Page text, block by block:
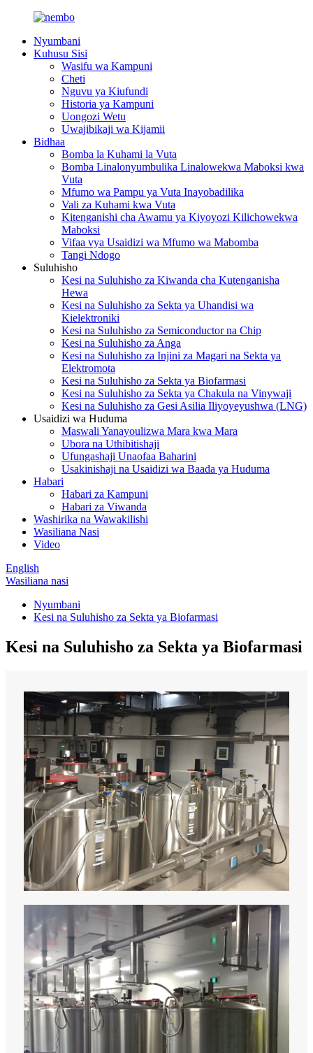
Nyumbani
Kuhusu Sisi
Wasifu wa Kampuni
Cheti
Nguvu ya Kiufundi
Historia ya Kampuni
Uongozi Wetu
Uwajibikaji wa Kijamii
Bidhaa
Bomba la Kuhami la Vuta
Bomba Linalonyumbulika Linalowekwa Maboksi kwa
Vuta
Mfumo wa Pampu ya Vuta Inayobadilika
Vali za Kuhami kwa Vuta
Kitenganishi cha Awamu ya Kiyoyozi Kilichowekwa
Maboksi
Vifaa vya Usaidizi wa Mfumo wa Mabomba
Tangi Ndogo
Suluhisho
Kesi na Suluhisho za Kiwanda cha Kutenganisha
Hewa
Kesi na Suluhisho za Sekta ya Uhandisi wa
Kielektroniki
Kesi na Suluhisho za Semiconductor na Chip
Kesi na Suluhisho za Anga
Kesi na Suluhisho za Injini za Magari na Sekta ya
Elektromota
Kesi na Suluhisho za Sekta ya Biofarmasi
Kesi na Suluhisho za Sekta ya Chakula na Vinywaji
Kesi na Suluhisho za Gesi Asilia Iliyoyeyushwa (LNG)
Usaidizi wa Huduma
Maswali Yanayoulizwa Mara kwa Mara
Ubora na Uthibitishaji
Ufungashaji Unaofaa Baharini
Usakinishaji na Usaidizi wa Baada ya Huduma
Habari
Habari za Kampuni
Habari za Viwanda
Washirika na Wawakilishi
Wasiliana Nasi
Video
English
Wasiliana nasi
Nyumbani
Kesi na Suluhisho za Sekta ya Biofarmasi
Kesi na Suluhisho za Sekta ya Biofarmasi